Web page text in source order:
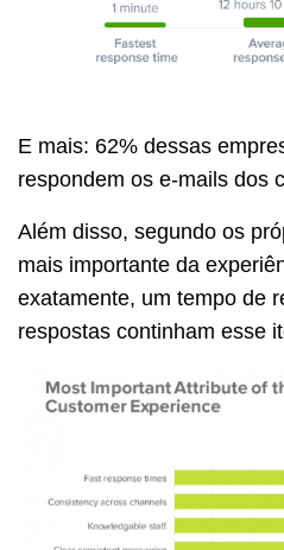
E mais: 62% dessas
respondem os e-mails dos
Além disso, segundo os
mais importante da
exatamente, um tempo de
respostas continham esse